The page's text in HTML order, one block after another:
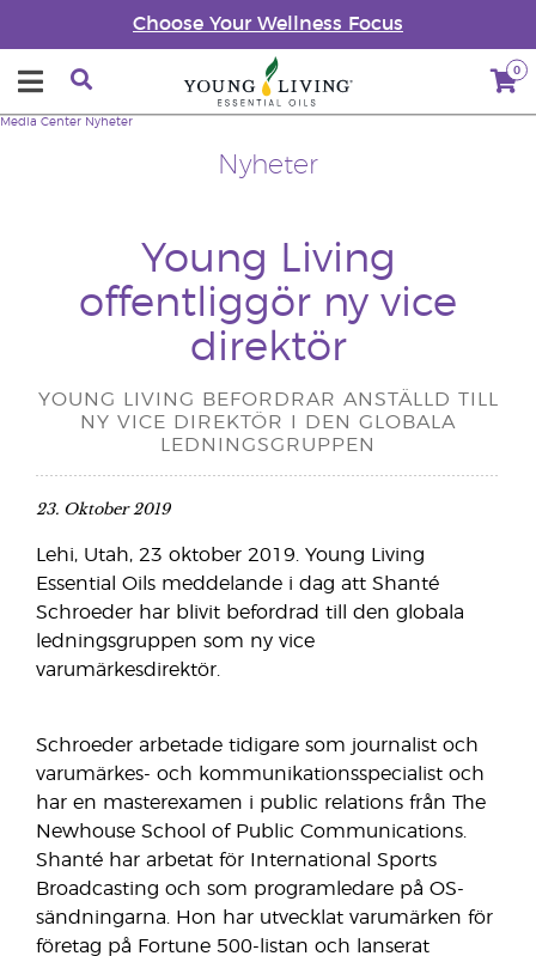
Choose Your Wellness Focus
0
Nyheter
Media Center Nyheter
Young Living
offentliggör ny vice
direktör
YOUNG LIVING BEFORDRAR ANSTÄLLD TILL
NY VICE DIREKTÖR I DEN GLOBALA
LEDNINGSGRUPPEN
23. Oktober 2019
Lehi, Utah, 23 oktober 2019. Young Living
Essential Oils meddelande i dag att Shanté
Schroeder har blivit befordrad till den globala
ledningsgruppen som ny vice
varumärkesdirektör.
Schroeder arbetade tidigare som journalist och
varumärkes- och kommunikationsspecialist och
har en masterexamen i public relations från The
Newhouse School of Public Communications.
Shanté har arbetat för International Sports
Broadcasting och som programledare på OS-
sändningarna. Hon har utvecklat varumärken för
företag på Fortune 500-listan och lanserat